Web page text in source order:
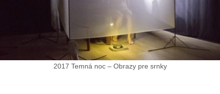
2017 Temná noc – Obrazy pre srnky